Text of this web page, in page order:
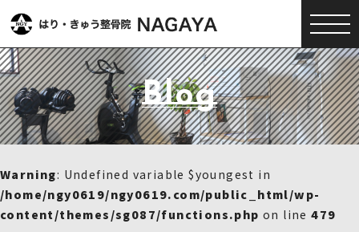
Blog
Warning: Undefined variable $youngest in
/home/ngy0619/ngy0619.com/public_html/wp-
content/themes/sg087/functions.php on line479